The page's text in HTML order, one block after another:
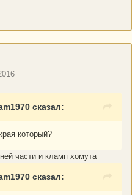
сказал:
который?
части и кламп хомута
сказал: